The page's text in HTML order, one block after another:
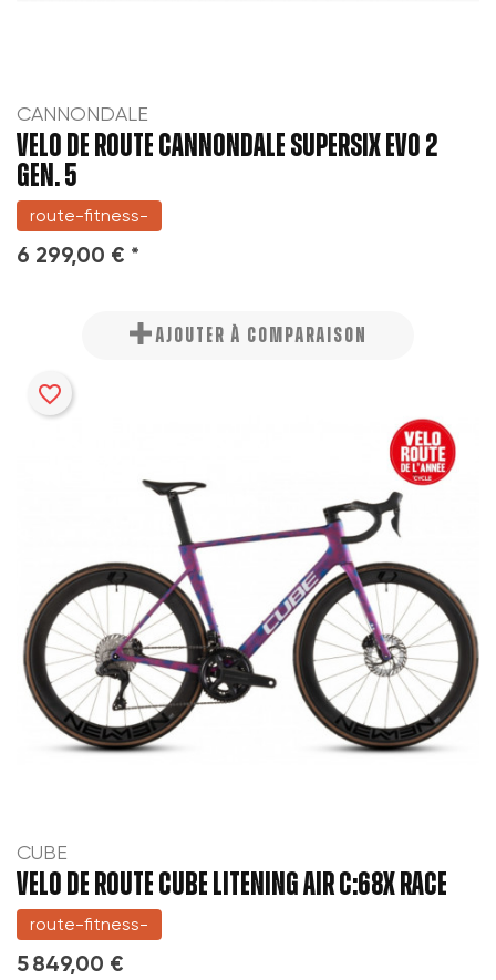
CANNONDALE
VELO DE ROUTE CANNONDALE SUPERSIX EVO 2
GEN. 5
route-fitness-
6 299,00 € *
AJOUTER À COMPARAISON
CUBE
VELO DE ROUTE CUBE LITENING AIR C:68X RACE
route-fitness-
5 849,00 €
favorite_border